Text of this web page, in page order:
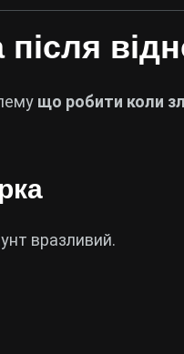
після
що робити коли
вразливий.